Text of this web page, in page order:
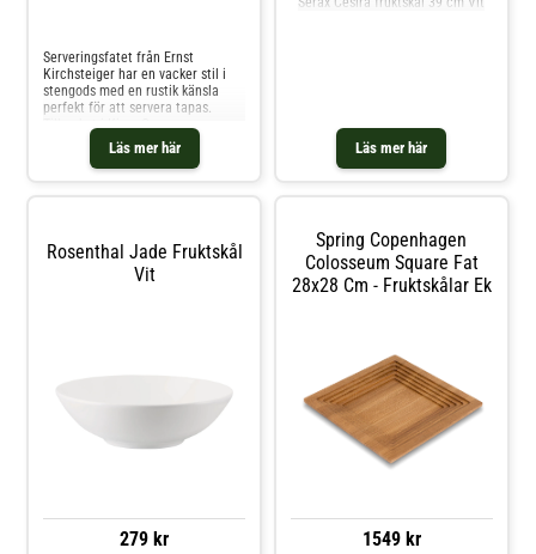
Läs mer här
Serveringsfatet från Ernst
Kirchsteiger har en vacker stil i
stengods med en rustik känsla
perfekt för att servera tapas.
serveringsfatet från Ernst
Kirchsteiger- Uppskattas för den
vackra designen.- Är också
diskmaskin. Shoppa Fruktskålar
och mer Skålar & Uppläggningsfat
hos Royal Design.
Läs mer här
Rosenthal Jade Fruktskål
Vit
279 kr
Spring Copenhagen
Colosseum Square Fat
28x28 Cm - Fruktskålar Ek
1549 kr